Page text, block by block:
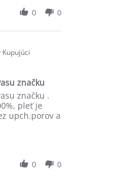
0 0
značku
značku .
pleť je
upch.porov a
0 0